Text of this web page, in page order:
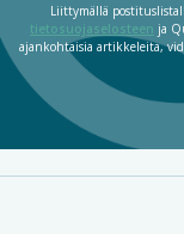
Liittymällä
tietosuojaselosteen ja
ajankohtaisia artikkeleita,